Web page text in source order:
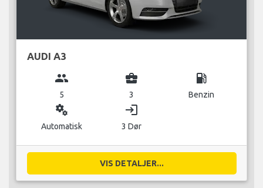
AUDI A3
group
5
business_center
3
local_gas_station
Benzin
miscellaneous_services
Automatisk
login
3 Dør
VIS DETALJER...